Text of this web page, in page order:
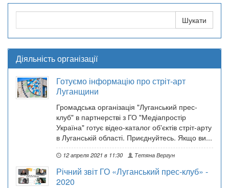
Діяльність організації
Готуємо інформацію про стріт-арт
Луганщини
Громадська організація "Луганський прес-
клуб" в партнерстві з ГО "Медіапростір
Україна" готує відео-каталог об'єктів стріт-арту
в Луганській області. Приєднуйтесь. Якщо ви...
12 апреля 2021 в 11:30 Тетяна Вергун
Річний звіт ГО «Луганський прес-клуб» -
2020